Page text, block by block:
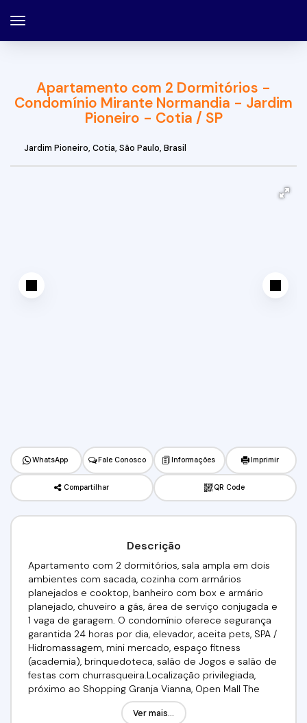
Apartamento com 2 Dormitórios -
Condomínio Mirante Normandia - Jardim
Pioneiro - Cotia / SP
Jardim Pioneiro, Cotia, São Paulo, Brasil
WhatsApp Fale Conosco Informações Imprimir
Compartilhar QR Code
Descrição
Apartamento com 2 dormitórios, sala ampla em dois
ambientes com sacada, cozinha com armários
planejados e cooktop, banheiro com box e armário
planejado, chuveiro a gás, área de serviço conjugada e
1 vaga de garagem. O condomínio oferece segurança
garantida 24 horas por dia, elevador, aceita pets, SPA /
Hidromassagem, mini mercado, espaço fitness
(academia), brinquedoteca, salão de Jogos e salão de
festas com churrasqueira.Localização privilegiada,
próximo ao Shopping Granja Vianna, Open Mall The
Square, Dona Deôla - Padaria & Cia, academias, postos
de saúde, supermercados, farmácias, comércios em
Ver mais...